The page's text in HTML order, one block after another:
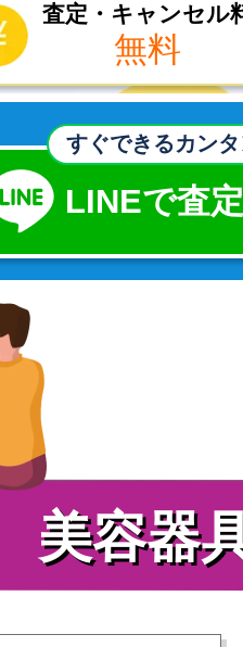
査定・キャンセル
無料
すぐできるカン
LINEで査
美容器